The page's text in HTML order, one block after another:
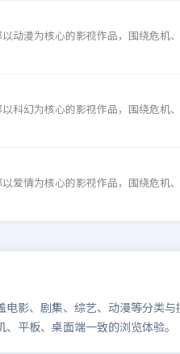
动漫为核心的影视作品，围绕危机
科幻为核心的影视作品，围绕危机
爱情为核心的影视作品，围绕危机
影、剧集、综艺、动漫等分类
平板、桌面端一致的浏览体验。